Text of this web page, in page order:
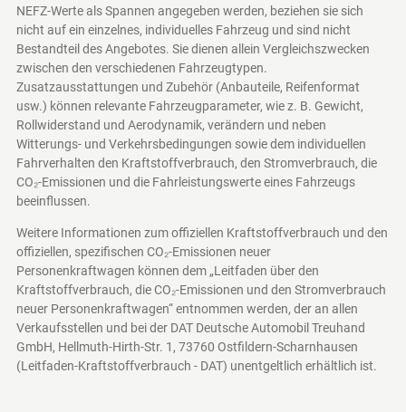
NEFZ-Werte als Spannen angegeben werden, beziehen sie sich
nicht auf ein einzelnes, individuelles Fahrzeug und sind nicht
Bestandteil des Angebotes. Sie dienen allein Vergleichszwecken
zwischen den verschiedenen Fahrzeugtypen.
Zusatzausstattungen und Zubehör (Anbauteile, Reifenformat
usw.) können relevante Fahrzeugparameter, wie z. B. Gewicht,
Rollwiderstand und Aerodynamik, verändern und neben
Witterungs- und Verkehrsbedingungen sowie dem individuellen
Fahrverhalten den Kraftstoffverbrauch, den Stromverbrauch, die
CO₂-Emissionen und die Fahrleistungswerte eines Fahrzeugs
beeinflussen.
Weitere Informationen zum offiziellen Kraftstoffverbrauch und den
offiziellen, spezifischen CO₂-Emissionen neuer
Personenkraftwagen können dem „Leitfaden über den
Kraftstoffverbrauch, die CO₂-Emissionen und den Stromverbrauch
neuer Personenkraftwagen“ entnommen werden, der an allen
Verkaufsstellen und bei der DAT Deutsche Automobil Treuhand
GmbH, Hellmuth-Hirth-Str. 1, 73760 Ostfildern-Scharnhausen
(Leitfaden-Kraftstoffverbrauch - DAT) unentgeltlich erhältlich ist.